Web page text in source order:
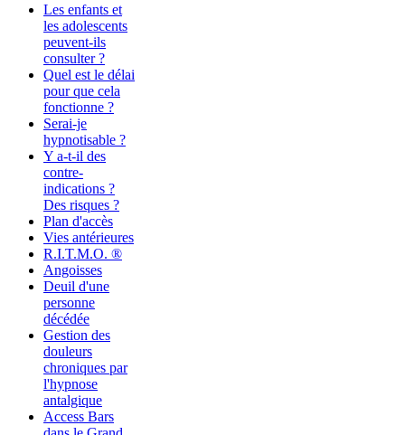
Les enfants et
les adolescents
peuvent-ils
consulter ?
Quel est le délai
pour que cela
fonctionne ?
Serai-je
hypnotisable ?
Y a-t-il des
contre-
indications ?
Des risques ?
Plan d'accès
Vies antérieures
R.I.T.M.O. ®
Angoisses
Deuil d'une
personne
décédée
Gestion des
douleurs
chroniques par
l'hypnose
antalgique
Access Bars